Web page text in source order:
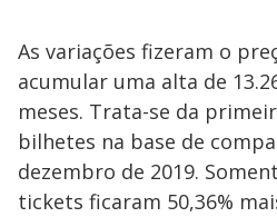
As variações fizeram o
acumular uma alta de
meses. Trata-se da
bilhetes na base de
dezembro de 2019.
tickets ficaram 50,36%